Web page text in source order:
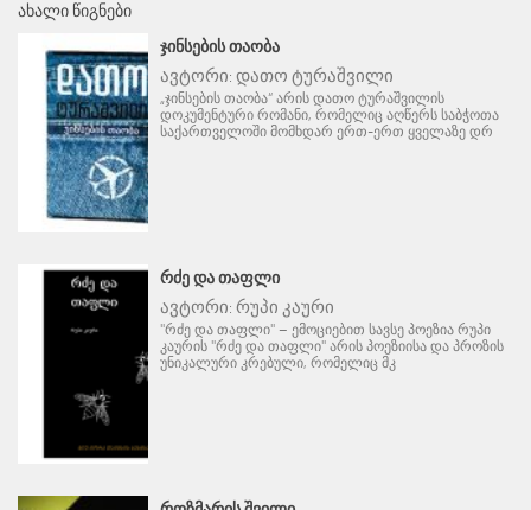
ᲐᲮᲐᲚᲘ ᲬᲘᲒᲜᲔᲑᲘ
ᲯᲘᲜᲡᲔᲑᲘᲡ ᲗᲐᲝᲑᲐ
ავტორი: დათო ტურაშვილი
„ჯინსების თაობა“ არის დათო ტურაშვილის
დოკუმენტური რომანი, რომელიც აღწერს საბჭოთა
საქართველოში მომხდარ ერთ-ერთ ყველაზე დრ
ᲠᲫᲔ ᲓᲐ ᲗᲐᲤᲚᲘ
ავტორი: რუპი კაური
"რძე და თაფლი" – ემოციებით სავსე პოეზია რუპი
კაურის "რძე და თაფლი" არის პოეზიისა და პროზის
უნიკალური კრებული, რომელიც მკ